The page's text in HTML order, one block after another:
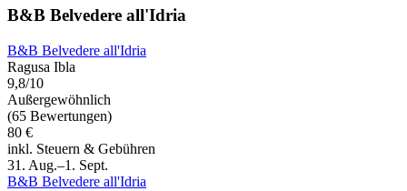
B&B Belvedere all'Idria
B&B Belvedere all'Idria
Ragusa Ibla
9,8/10
Außergewöhnlich
(65 Bewertungen)
80 €
inkl. Steuern & Gebühren
31. Aug.–1. Sept.
B&B Belvedere all'Idria